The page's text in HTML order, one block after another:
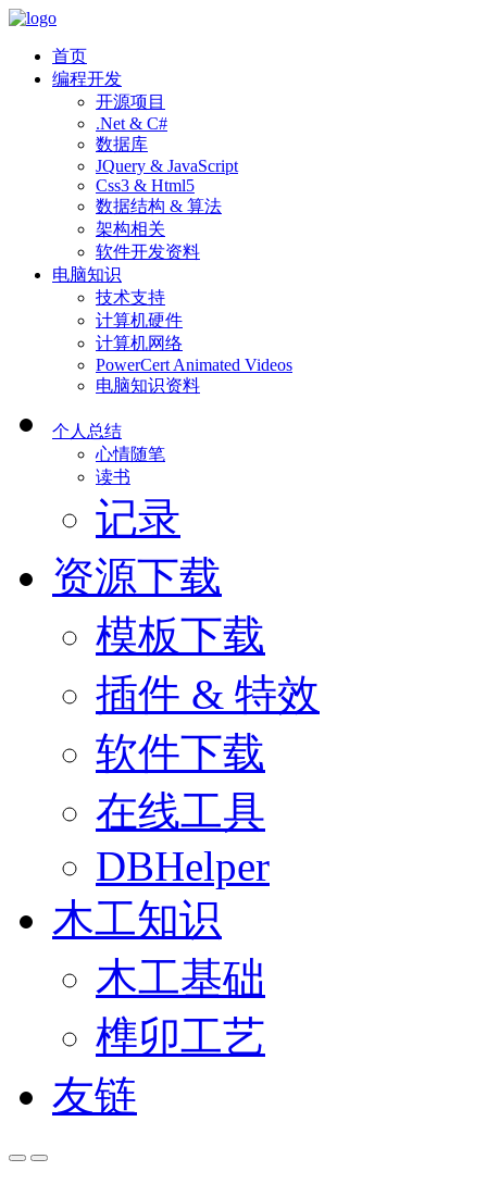
首页
编程开发
开源项目
.Net & C#
数据库
JQuery & JavaScript
Css3 & Html5
数据结构 & 算法
架构相关
软件开发资料
电脑知识
技术支持
计算机硬件
计算机网络
PowerCert Animated Videos
电脑知识资料
个人总结
心情随笔
读书
记录
资源下载
模板下载
插件 & 特效
软件下载
在线工具
DBHelper
木工知识
木工基础
榫卯工艺
友链